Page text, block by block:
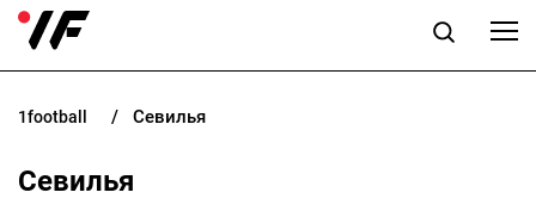
НОВОСТИ
ПРОГНОЗЫ
1football Севилья
Севилья